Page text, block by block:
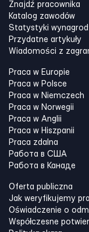
Znajdź pracownika
Katalog zawodów
Statystyki
Przydatne artykuły
Wiadomości z
Praca w Europie
Praca w Polsce
Praca w Niemczech
Praca w Norwegii
Praca w Anglii
Praca w Hiszpanii
Praca zdalna
Работа в США
Работа в Канадe
Oferta publiczna
Jak weryfikujemy
Oświadczenie o
Współczesne